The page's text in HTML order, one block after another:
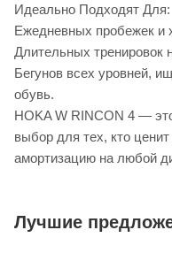
Идеально Подходят Для:
Ежедневных пробежек и
Длительных тренировок
Бегунов всех уровней,
обувь.
HOKA W RINCON 4 —
выбор для тех, кто
амортизацию на любой
Лучшие